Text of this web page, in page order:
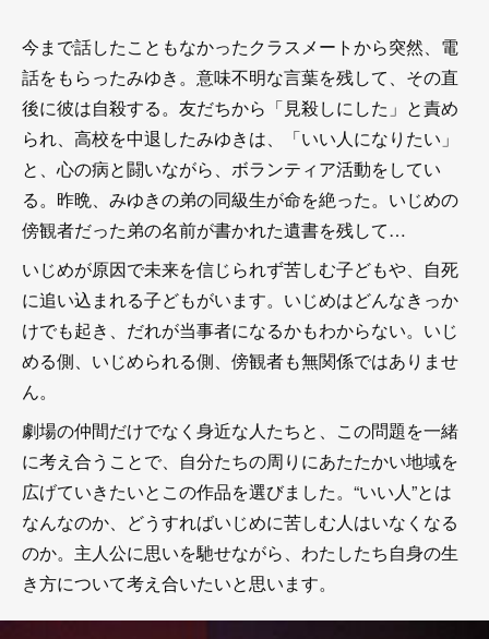
今まで話したこともなかったクラスメートから突然、電
話をもらったみゆき。意味不明な言葉を残して、その直
後に彼は自殺する。友だちから「見殺しにした」と責め
られ、高校を中退したみゆきは、「いい人になりたい」
と、心の病と闘いながら、ボランティア活動をしてい
る。昨晩、みゆきの弟の同級生が命を絶った。いじめの
傍観者だった弟の名前が書かれた遺書を残して…
いじめが原因で未来を信じられず苦しむ子どもや、自死
に追い込まれる子どもがいます。いじめはどんなきっか
けでも起き、だれが当事者になるかもわからない。いじ
める側、いじめられる側、傍観者も無関係ではありませ
ん。
劇場の仲間だけでなく身近な人たちと、この問題を一緒
に考え合うことで、自分たちの周りにあたたかい地域を
広げていきたいとこの作品を選びました。“いい人”とは
なんなのか、どうすればいじめに苦しむ人はいなくなる
のか。主人公に思いを馳せながら、わたしたち自身の生
き方について考え合いたいと思います。